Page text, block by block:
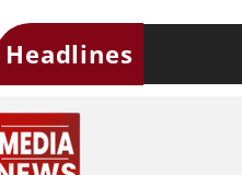
Headlines